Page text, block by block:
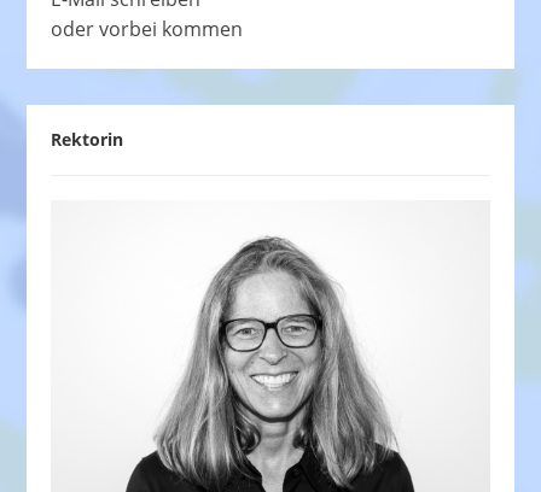
oder vorbei kommen
Rektorin